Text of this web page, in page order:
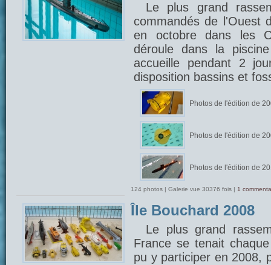
Le plus grand
commandés de l'Ouest
en octobre dans les
déroule dans la
accueille pendant 2
disposition bassins et
Photos de l'édition de
Photos de l'édition de
Photos de l'édition de
124 photos | Galerie vue 30376 fois | 1
Île Bouchard 2008
Le plus grand
France se tenait
pu y participer en 2008,